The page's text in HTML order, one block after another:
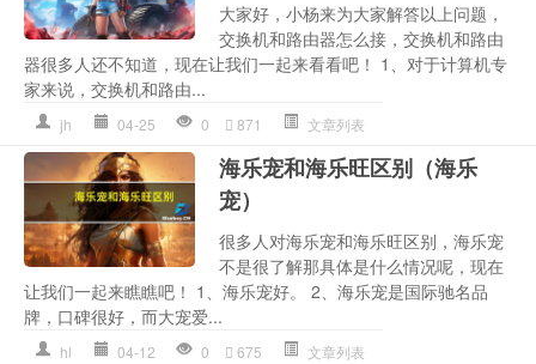
大家好，小杨来为大家解答以上问题，
交换机和路由器怎么接，交换机和路由
器很多人还不知道，现在让我们一起来看看吧！ 1、对于计算机专
家来说，交换机和路由...
jh 04-25 0 871 文章列表
海乐宠和海乐旺区别（海乐
宠）
很多人对海乐宠和海乐旺区别，海乐宠
不是很了解那具体是什么情况呢，现在
让我们一起来瞧瞧吧！ 1、海乐宠好。 2、海乐宠是国际驰名品
牌，口碑很好，而大宠爱...
hl 04-12 0 675 文章列表